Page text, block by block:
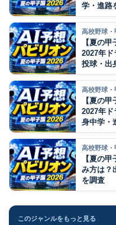
学・進路
高校野球・
【夏の
2027年ド
投球・出
高校野球・
【夏の
2027年ド
身中学・
高校野球・
【夏の
み方は？
を調査
このジャンルをもっと見る